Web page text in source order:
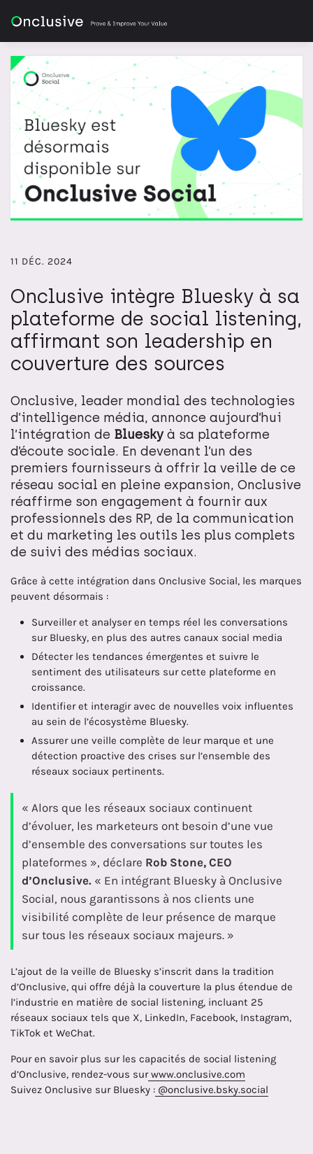
11 DÉC. 2024
Onclusive intègre Bluesky à sa
plateforme de social listening,
affirmant son leadership en
couverture des sources
Onclusive, leader mondial des technologies
d’intelligence média, annonce aujourd’hui
l’intégration de Blueskyà sa plateforme
d’écoute sociale. En devenant l’un des
premiers fournisseurs à offrir la veille de ce
réseau social en pleine expansion, Onclusive
réaffirme son engagement à fournir aux
professionnels des RP, de la communication
et du marketing les outils les plus complets
de suivi des médias sociaux.
Grâce à cette intégration dans Onclusive Social, les marques
peuvent désormais :
Surveiller et analyser en temps réel les conversations
sur Bluesky, en plus des autres canaux social media
Détecter les tendances émergentes et suivre le
sentiment des utilisateurs sur cette plateforme en
croissance.
Identifier et interagir avec de nouvelles voix influentes
au sein de l’écosystème Bluesky.
Assurer une veille complète de leur marque et une
détection proactive des crises sur l’ensemble des
réseaux sociaux pertinents.
« Alors que les réseaux sociaux continuent
d’évoluer, les marketeurs ont besoin d’une vue
d’ensemble des conversations sur toutes les
plateformes », déclare Rob Stone, CEO
d’Onclusive. « En intégrant Bluesky à Onclusive
Social, nous garantissons à nos clients une
visibilité complète de leur présence de marque
sur tous les réseaux sociaux majeurs. »
L’ajout de la veille de Bluesky s’inscrit dans la tradition
d’Onclusive, qui offre déjà la couverture la plus étendue de
l’industrie en matière de social listening, incluant 25
réseaux sociaux tels que X, LinkedIn, Facebook, Instagram,
TikTok et WeChat.
Pour en savoir plus sur les capacités de social listening
d’Onclusive, rendez-vous surwww.onclusive.com
Suivez Onclusive sur Bluesky : @onclusive.bsky.social